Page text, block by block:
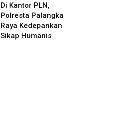
Di Kantor PLN,
Polresta Palangka
Raya Kedepankan
Sikap Humanis